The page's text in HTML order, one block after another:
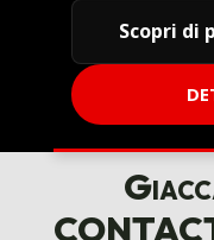
Scopri di